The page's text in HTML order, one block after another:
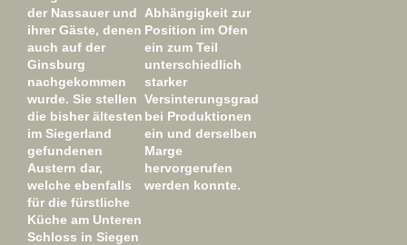
der Nassauer und
ihrer Gäste, denen
auch auf der
Ginsburg
nachgekommen
wurde. Sie stellen
die bisher ältesten
im Siegerland
gefundenen
Austern dar,
welche ebenfalls
für die fürstliche
Küche am Unteren
Schloss in Siegen
Abhängigkeit zur
Position im Ofen
ein zum Teil
unterschiedlich
starker
Versinterungsgrad
bei Produktionen
ein und derselben
Marge
hervorgerufen
werden konnte.